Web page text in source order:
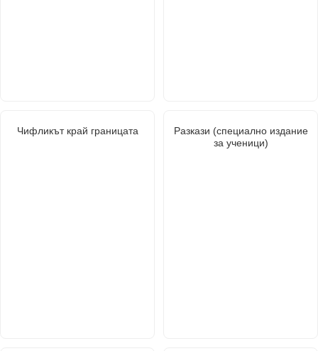
Чифликът край границата
Разкази (специално издание
за ученици)